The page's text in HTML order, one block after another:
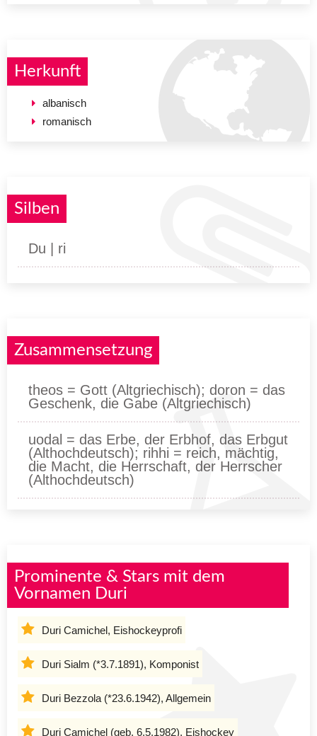
Herkunft
albanisch
romanisch
Silben
Du | ri
Zusammensetzung
theos = Gott (Altgriechisch); doron = das
Geschenk, die Gabe (Altgriechisch)
uodal = das Erbe, der Erbhof, das Erbgut
(Althochdeutsch); rihhi = reich, mächtig,
die Macht, die Herrschaft, der Herrscher
(Althochdeutsch)
Prominente & Stars mit dem
Vornamen Duri
Duri Camichel, Eishockeyprofi
Duri Sialm (*3.7.1891), Komponist
Duri Bezzola (*23.6.1942), Allgemein
Duri Camichel (geb. 6.5.1982), Eishockey